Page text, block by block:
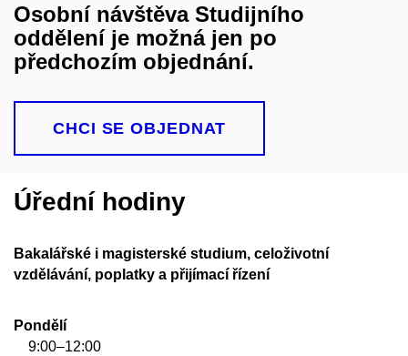
Osobní návštěva Studijního
oddělení je možná jen po
předchozím objednání.
CHCI SE OBJEDNAT
Úřední hodiny
Bakalářské i magisterské studium, celoživotní
vzdělávání, poplatky a přijímací řízení
Pondělí
9:00–12:00